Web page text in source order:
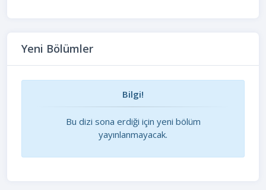
Yeni Bölümler
Bilgi!
Bu dizi sona erdiği için yeni bölüm
yayınlanmayacak.